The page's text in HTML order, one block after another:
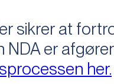
sikrer at
NDA er
her.